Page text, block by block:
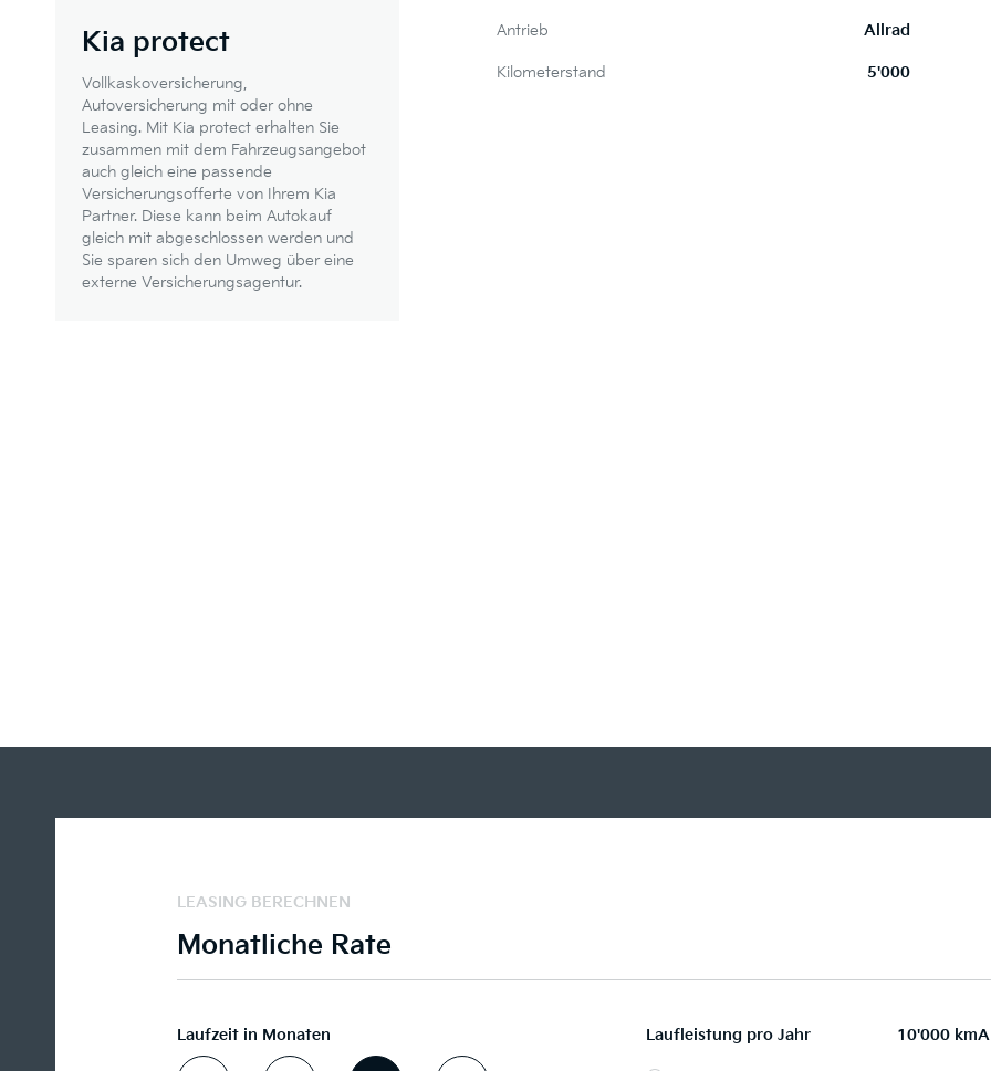
Antrieb Allrad
Kilometerstand 5'000
Kia protect
Vollkaskoversicherung,
Autoversicherung mit oder ohne
Leasing. Mit Kia protect erhalten Sie
zusammen mit dem Fahrzeugsangebot
auch gleich eine passende
Versicherungsofferte von Ihrem Kia
Partner. Diese kann beim Autokauf
gleich mit abgeschlossen werden und
Sie sparen sich den Umweg über eine
externe Versicherungsagentur.
LEASING BERECHNEN
Monatliche Rate
Laufzeit in Monaten Laufleistung pro Jahr 10'000 km